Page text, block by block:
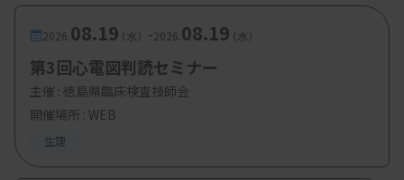
2026. 08.19（水） -2026. 08.19（水）
第3回心電図判読セミナー
主催 : 徳島県臨床検査技師会
開催場所 : WEB
生理